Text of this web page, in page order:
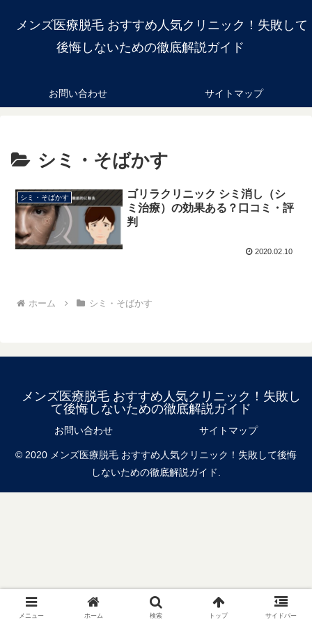
メンズ医療脱毛 おすすめ人気クリニック！失敗して
後悔しないための徹底解説ガイド
お問い合わせ サイトマップ
シミ・そばかす
シミ・そばかす
ゴリラクリニック シミ消し（シ
ミ治療）の効果ある？口コミ・評
判
2020.02.10
ホーム シミ・そばかす
メンズ医療脱毛 おすすめ人気クリニック！失敗し
て後悔しないための徹底解説ガイド
お問い合わせ サイトマップ
© 2020 メンズ医療脱毛 おすすめ人気クリニック！失敗して後悔
しないための徹底解説ガイド.
メニュー ホーム 検索 トップ サイドバー